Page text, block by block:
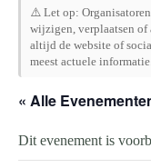
⚠️ Let op:
wijzigen, verplaatsen of
altijd de website of
meest actuele
« Alle
Dit evenement is